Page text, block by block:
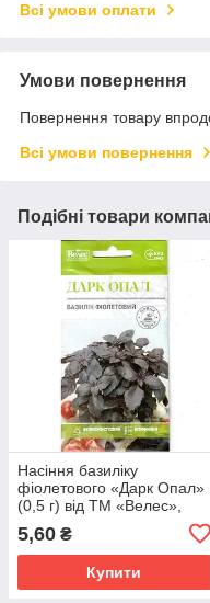
Всі умови оплати
Умови повернення
Повернення товару
Всі умови повернення
Подібні товари
Насіння базиліку
фіолетового «Дарк Опал»
(0,5 г) від ТМ «Велес»,
5,60 ₴
Купити